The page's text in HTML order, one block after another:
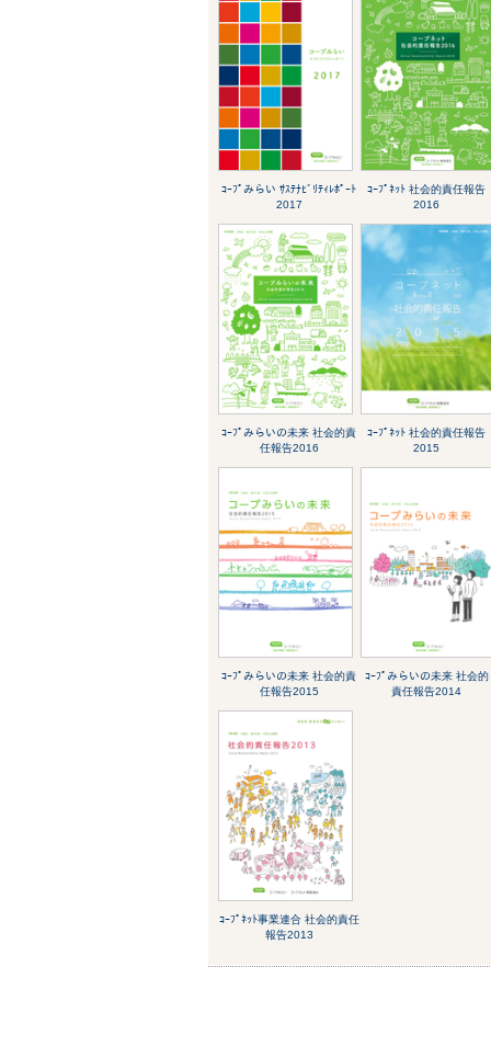
ｺｰﾌﾟみらい ｻｽﾃﾅﾋﾞﾘﾃｨﾚﾎﾟｰﾄ
2017
ｺｰﾌﾟﾈｯﾄ 社会的責任報告
2016
ｺｰﾌﾟみらいの未来 社会的責
任報告2016
ｺｰﾌﾟﾈｯﾄ 社会的責任報告
2015
ｺｰﾌﾟみらいの未来 社会的責
任報告2015
ｺｰﾌﾟみらいの未来 社会的
責任報告2014
ｺｰﾌﾟﾈｯﾄ事業連合 社会的責任
報告2013